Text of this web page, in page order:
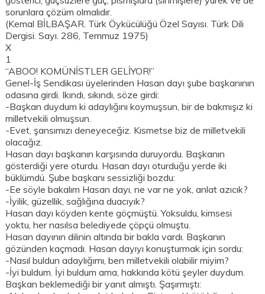
sorunlara çözüm olmalıdır.
(Kemal BİLBAŞAR. Türk Öykücülüğü Özel Sayısı. Türk Dili
Dergisi. Sayı. 286, Temmuz 1975)
X
1
“ABOO! KOMÜNİSTLER GELİYOR!”
Genel-İş Sendikası üyelerinden Hasan dayı şube başkanının
odasına girdi. Ikındı, sıkındı, söze girdi:
-Başkan duydum ki adaylığını koymuşsun, bir de bakmışız ki
milletvekili olmuşsun.
-Evet, şansımızı deneyeceğiz. Kısmetse biz de milletvekili
olacağız.
Hasan dayı başkanın karşısında duruyordu. Başkanın
gösterdiği yere oturdu. Hasan dayı oturduğu yerde iki
büklümdü. Şube başkanı sessizliği bozdu:
-Ee söyle bakalım Hasan dayı, ne var ne yok, anlat azıcık?
-İyilik, güzellik, sağlığına duacıyık?
Hasan dayı köyden kente göçmüştü. Yoksuldu, kimsesi
yoktu, her nasılsa belediyede çöpçü olmuştu.
Hasan dayının dilinin altında bir bakla vardı. Başkanın
gözünden kaçmadı. Hasan dayıyı konuşturmak için sordu:
-Nasıl buldun adaylığımı, ben milletvekili olabilir miyim?
-İyi buldum. İyi buldum ama, hakkında kötü şeyler duydum.
Başkan beklemediği bir yanıt almıştı. Şaşırmıştı: